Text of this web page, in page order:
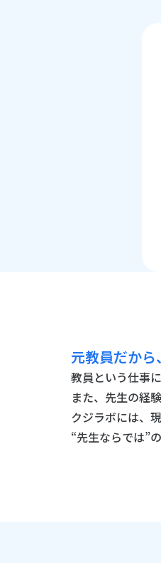
元教員だから
教員という仕事
また、先生の経
クジラボには、
“先生ならでは”